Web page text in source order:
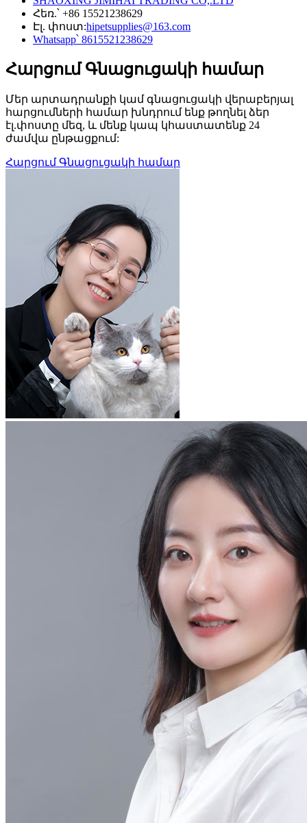
Հեռ.՝ +86 15521238629
Էլ. փոստ:hipetsupplies@163.com
Whatsapp՝ 8615521238629
Հարցում Գնացուցակի համար
Մեր արտադրանքի կամ գնացուցակի վերաբերյալ
հարցումների համար խնդրում ենք թողնել ձեր
էլ.փոստը մեզ, և մենք կապ կհաստատենք 24
ժամվա ընթացքում:
Հարցում Գնացուցակի համար